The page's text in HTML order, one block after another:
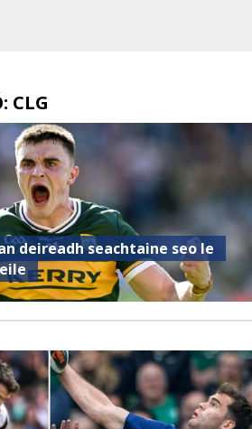
CLG
deireadh seachtaine seo le